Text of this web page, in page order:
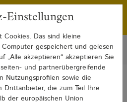
Franchising
Einstellungen
Das sind kleine
gespeichert und gelesen
„Alle akzeptieren“ akzeptieren Sie
und partnerübergreifende
Nutzungsprofilen sowie die
die zum Teil Ihre
der europäischen Union